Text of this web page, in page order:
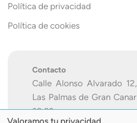
Política de privacidad
Política de cookies
Contacto
Calle Alonso Alvarado
Las Palmas de Gran
38 82
Valoramos tu privacidad